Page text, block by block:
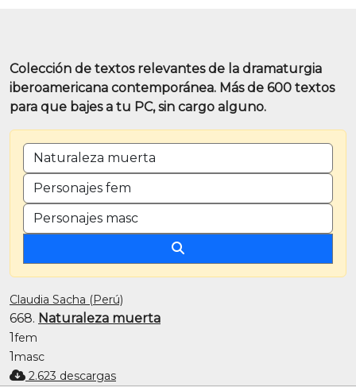
Colección de textos relevantes de la dramaturgia
iberoamericana contemporánea. Más de 600 textos
para que bajes a tu PC, sin cargo alguno.
BUSCAR POR TÍTULO O PALABRA CLAVE
CANTIDAD DE PERSONAJES FEMENINOS
CANTIDAD DE PERSONAJES MASCULINOS
Claudia Sacha (Perú)
668. Naturaleza muerta
1fem
1masc
2.623 descargas